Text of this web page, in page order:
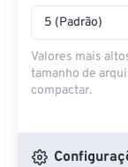
5 (Padrão)
Valores mais
tamanho de
compactar.